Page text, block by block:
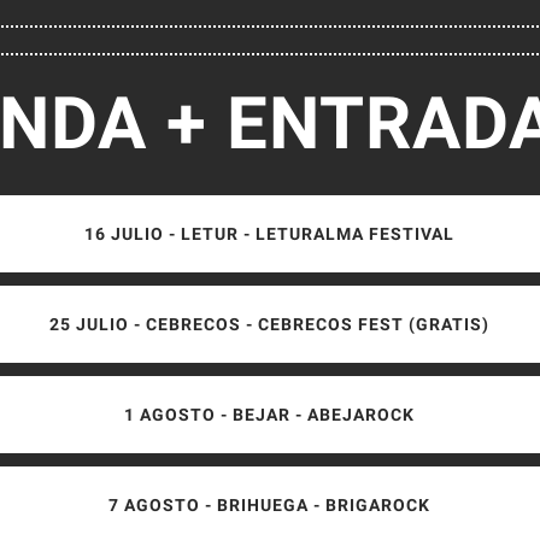
+
16 JULIO - LETUR - LETURALMA FESTIVAL
25 JULIO - CEBRECOS - CEBRECOS FEST (GRATIS)
1 AGOSTO - BEJAR - ABEJAROCK
7 AGOSTO - BRIHUEGA - BRIGAROCK